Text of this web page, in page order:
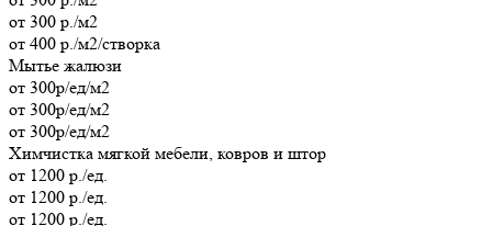
от 300 р./м2
от 400 р./м2/створка
Мытье жалюзи
от 300р/ед/м2
от 300р/ед/м2
от 300р/ед/м2
Химчистка мягкой мебели, ковров и штор
от 1200 р./ед.
от 1200 р./ед.
от 1200 р./ед.